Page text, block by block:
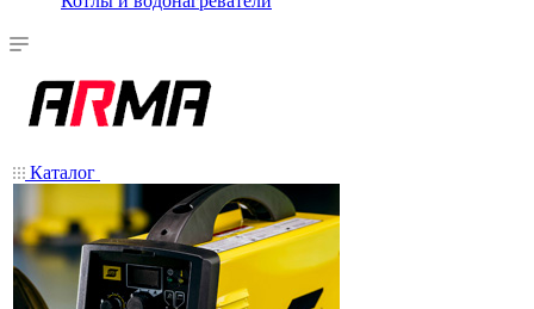
Каталог